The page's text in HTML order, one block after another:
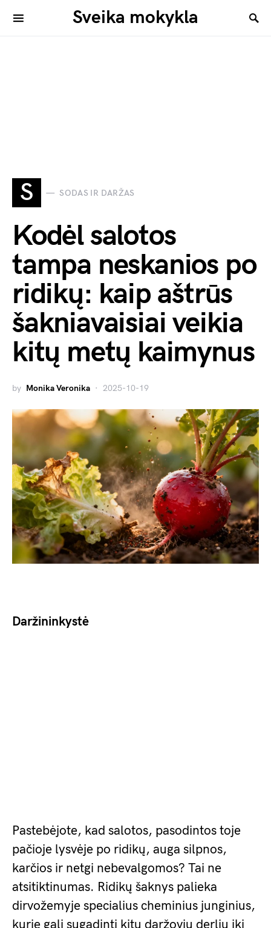
Sveika mokykla
S SODAS IR DARŽAS
Kodėl salotos
tampa neskanios po
ridikų: kaip aštrūs
šakniavaisiai veikia
kitų metų kaimynus
by Monika Veronika 2025-10-19
Daržininkystė
Pastebėjote, kad salotos, pasodintos toje
pačioje lysvėje po ridikų, auga silpnos,
karčios ir netgi nebevalgomos? Tai ne
atsitiktinumas. Ridikų šaknys palieka
dirvožemyje specialius cheminius junginius,
kurie gali sugadinti kitų daržovių derlių iki